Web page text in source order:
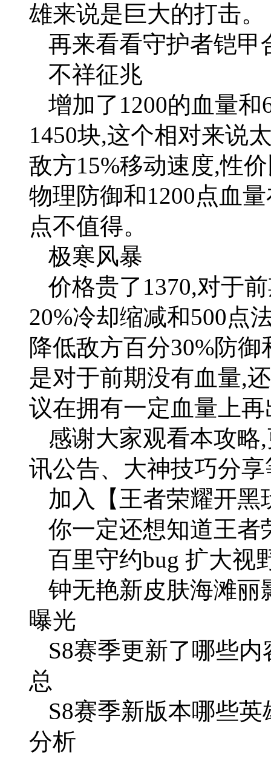
雄来说是巨大的打击。
再来看看守护者铠甲
不祥征兆
增加了1200的血量
1450块,这个相对来说
敌方15%移动速度,性
物理防御和1200点血
点不值得。
极寒风暴
价格贵了1370,对于
20%冷却缩减和500点
降低敌方百分30%防
是对于前期没有血量,
议在拥有一定血量上
感谢大家观看本攻略
讯公告、大神技巧分
加入【王者荣耀开黑
你一定还想知道王者
百里守约bug 扩大视
钟无艳新皮肤海滩丽
曝光
S8赛季更新了哪些
总
S8赛季新版本哪些
分析